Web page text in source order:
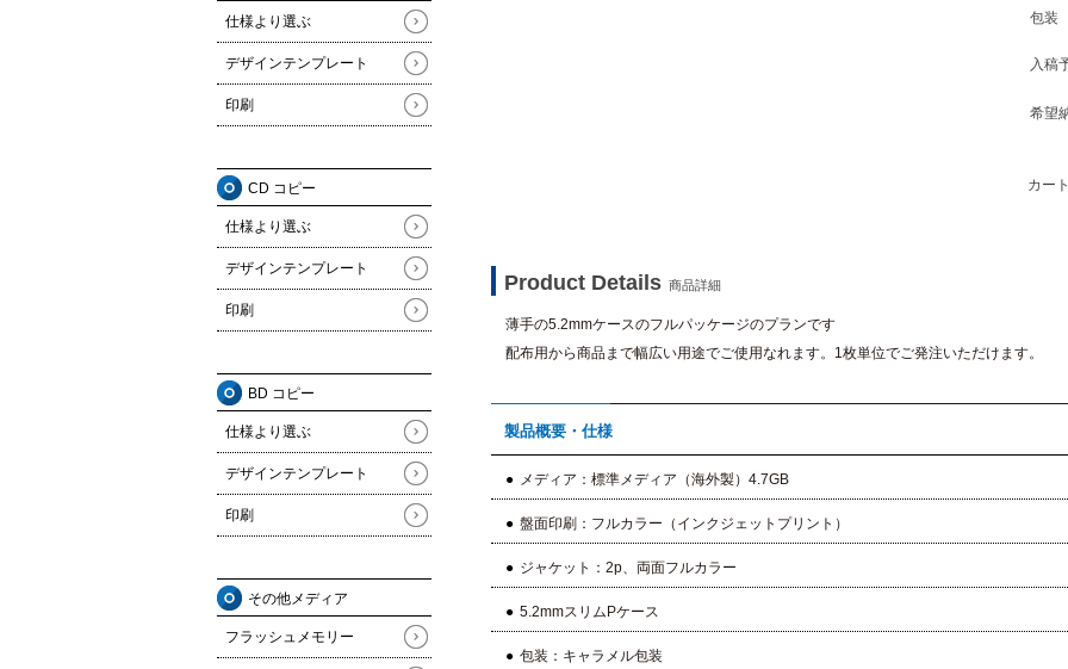
仕様より選ぶ
デザインテンプレート
印刷
CD コピー
仕様より選ぶ
デザインテンプレート
印刷
BD コピー
仕様より選ぶ
デザインテンプレート
印刷
その他メディア
フラッシュメモリー
包装
入稿
希望
カー
Product Details 商品詳細
薄手の5.2mmケースのフルパッケージのプランです
配布用から商品まで幅広い用途でご使用なれます。1枚単位でご発注いただけます。
製品概要・仕様
メディア：標準メディア（海外製）4.7GB
盤面印刷：フルカラー（インクジェットプリント）
ジャケット：2p、両面フルカラー
5.2mmスリムPケース
包装：キャラメル包装